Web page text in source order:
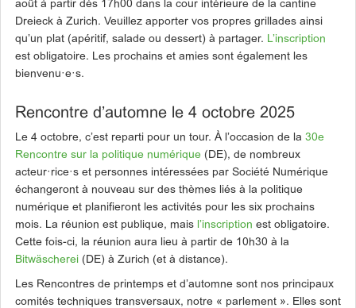
août à partir dès 17h00 dans la cour intérieure de la cantine
Dreieck à Zurich. Veuillez apporter vos propres grillades ainsi
qu’un plat (apéritif, salade ou dessert) à partager. L’inscription
est obligatoire. Les prochains et amies sont également les
bienvenu·e·s.
Rencontre d’automne le 4 octobre 2025
Le 4 octobre, c’est reparti pour un tour. À l’occasion de la 30e
Rencontre sur la politique numérique (DE), de nombreux
acteur·rice·s et personnes intéressées par Société Numérique
échangeront à nouveau sur des thèmes liés à la politique
numérique et planifieront les activités pour les six prochains
mois. La réunion est publique, mais
l’inscription est obligatoire.
Cette fois-ci, la réunion aura lieu à partir de 10h30 à la
Bitwäscherei (DE) à Zurich (et à distance).
Les Rencontres de printemps et d’automne sont nos principaux
comités techniques transversaux, notre « parlement ». Elles sont